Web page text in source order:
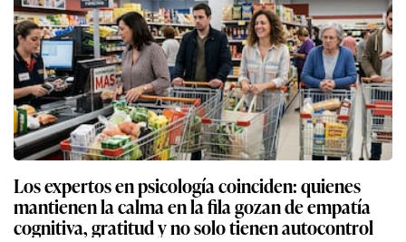
Los expertos en psicología coinciden: quienes
mantienen la calma en la fila gozan de empatía
cognitiva, gratitud y no solo tienen autocontrol